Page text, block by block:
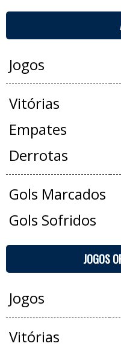
Jogos
Vitórias
Empates
Derrotas
Gols Marcados
Gols Sofridos
JOGOS
Jogos
Vitórias